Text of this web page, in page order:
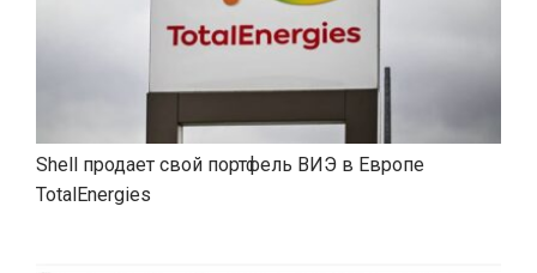
Shell продает свой портфель ВИЭ в Европе
TotalEnergies